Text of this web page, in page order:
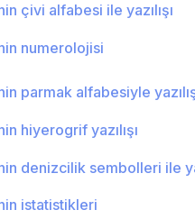
çivi alfabesi ile yazılışı
numerolojisi
parmak alfabesiyle
hiyerogrif yazılışı
denizcilik sembolleri ile
istatistikleri